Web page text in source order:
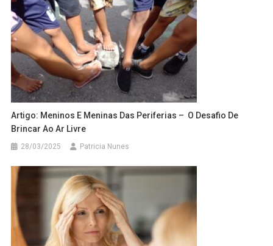
Artigo: Meninos E Meninas Das Periferias – O Desafio De
Brincar Ao Ar Livre
28/03/2025 Patricia Nunes